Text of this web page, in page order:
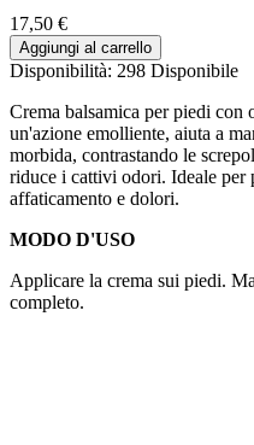
17,50 €
Aggiungi al carrello
Disponibilità: 298 Disponibile
Crema balsamica per piedi
un'azione emolliente, aiuta a
morbida, contrastando le
riduce i cattivi odori. Ideale per
affaticamento e dolori.
MODO D'USO
Applicare la crema sui piedi.
completo.